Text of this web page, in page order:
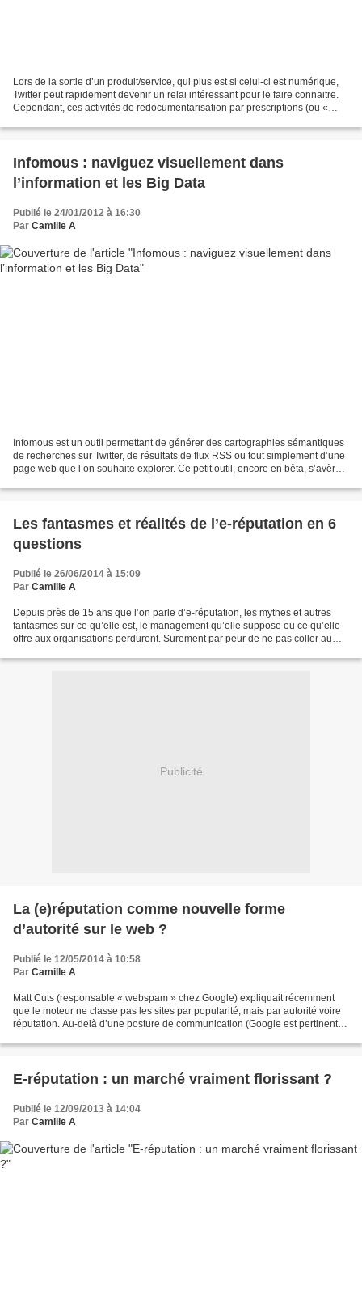
Lors de la sortie d’un produit/service, qui plus est si celui-ci est numérique,
Twitter peut rapidement devenir un relai intéressant pour le faire connaitre.
Cependant, ces activités de redocumentarisation par prescriptions (ou «
Infomous : naviguez visuellement dans
l’information et les Big Data
Publié le 24/01/2012 à 16:30
Par Camille A
Infomous est un outil permettant de générer des cartographies sémantiques
de recherches sur Twitter, de résultats de flux RSS ou tout simplement d’une
page web que l’on souhaite explorer. Ce petit outil, encore en bêta, s’avère
Les fantasmes et réalités de l’e-réputation en 6
questions
Publié le 26/06/2014 à 15:09
Par Camille A
Depuis près de 15 ans que l’on parle d’e-réputation, les mythes et autres
fantasmes sur ce qu’elle est, le management qu’elle suppose ou ce qu’elle
offre aux organisations perdurent. Surement par peur de ne pas coller au
Publicité
La (e)réputation comme nouvelle forme
d’autorité sur le web ?
Publié le 12/05/2014 à 10:58
Par Camille A
Matt Cuts (responsable « webspam » chez Google) expliquait récemment
que le moteur ne classe pas les sites par popularité, mais par autorité voire
réputation. Au-delà d’une posture de communication (Google est pertinent,
E-réputation : un marché vraiment florissant ?
Publié le 12/09/2013 à 14:04
Par Camille A